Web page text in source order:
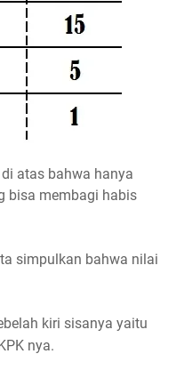
atas bahwa hanya
bisa membagi habis
simpulkan bahwa nilai
kiri sisanya yaitu
nya.